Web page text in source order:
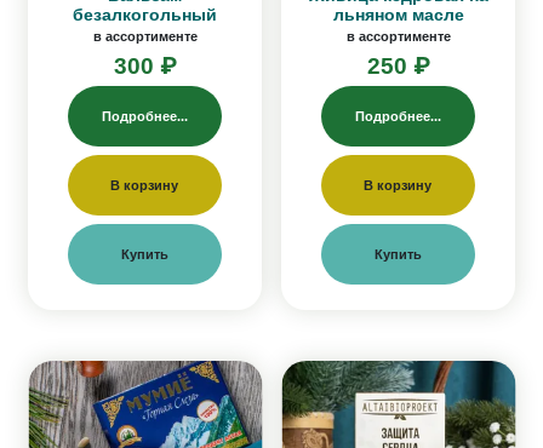
безалкогольный
в ассортименте
300 ₽
Подробнее...
В корзину
Купить
льняном масле
в ассортименте
250 ₽
Подробнее...
В корзину
Купить